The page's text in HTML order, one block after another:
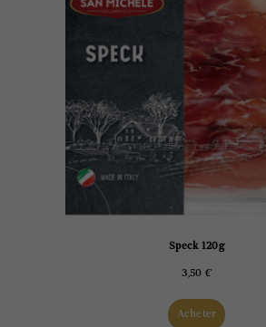
Speck 120g
3,50 €
Acheter